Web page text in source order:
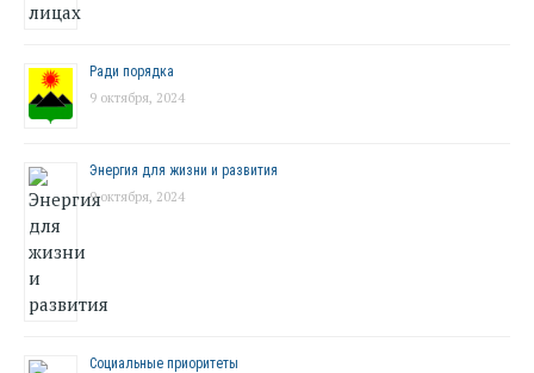
Ради порядка
9 октября, 2024
Энергия для жизни и развития
9 октября, 2024
Социальные приоритеты